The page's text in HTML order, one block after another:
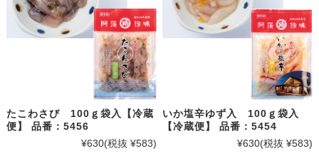
たこわさび 100ｇ袋入【冷蔵
便】 品番：5456
¥630(税抜 ¥583)
いか塩辛ゆず入 100ｇ袋入
【冷蔵便】 品番：5454
¥630(税抜 ¥583)